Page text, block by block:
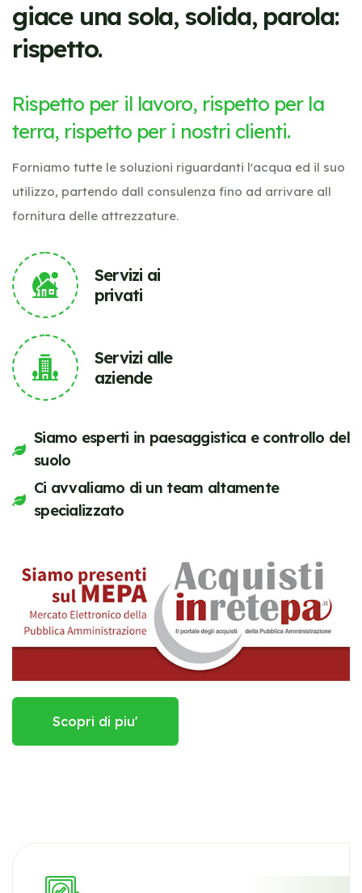
giace una sola, solida, parola:
rispetto.
Rispetto per il lavoro, rispetto per la
terra, rispetto per i nostri clienti.
Forniamo tutte le soluzioni riguardanti l'acqua ed il suo
utilizzo, partendo dall consulenza fino ad arrivare all
fornitura delle attrezzature.
Servizi ai
privati
Servizi alle
aziende
Siamo esperti in paesaggistica e controllo del
suolo
Ci avvaliamo di un team altamente
specializzato
Scopri di piu'